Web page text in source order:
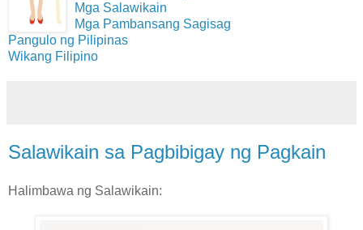
Mga Salawikain
Mga Pambansang Sagisag
Pangulo ng Pilipinas
Wikang Filipino
Salawikain sa Pagbibigay ng Pagkain
Halimbawa ng Salawikain: